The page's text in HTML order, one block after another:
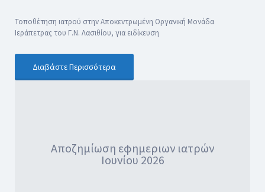
Τοποθέτηση ιατρού στην Αποκεντρωμένη Οργανική Μονάδα
Ιεράπετρας του Γ.Ν. Λασιθίου, για ειδίκευση
Διαβάστε Περισσότερα
Αποζημίωση εφημεριων ιατρών
Ιουνίου 2026